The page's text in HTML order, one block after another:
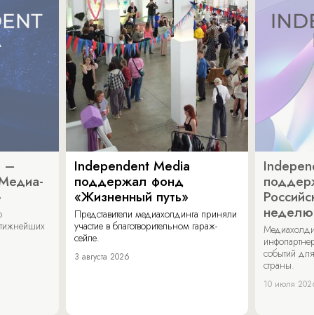
–
Independent Media
поддержал фонд
«Жизненный путь»
Представители медиахолдинга приняли
участие в благотворительном гараж-
сейле.
3 августа 2026
неделю
событий
страны.
10 июля